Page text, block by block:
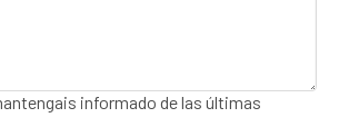
informado de las últimas